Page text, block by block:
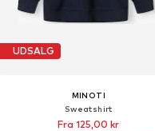
UDSALG
MINOTI
Sweatshirt
Fra 125,00 kr